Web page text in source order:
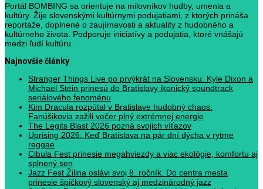
Portál BOMBING sa orientuje na milovníkov hudby, umenia a
kultúry. Žije slovenskými kultúrnymi podujatiami, z ktorých prináša
reportáže, doplnené o zaujímavosti a aktuality z hudobného a
kultúrneho života. Podporuje iniciatívy a podujatia, ktoré vnášajú
medzi ľudí kultúru.
Najnovšie články
Stranger Things Live po prvýkrát na Slovensku. Kyle Dixon a
Michael Stein prinesú do Bratislavy ikonický soundtrack
seriálového fenoménu
Kim Dracula rozpútal v Bratislave hudobný chaos.
Fanúšikovia zažili večer plný extrémnej energie
The Legits Blast 2026 pozná svojich víťazov
Uprising 2026: Keď Bratislava na pár dní dýcha v rytme
reggae
Cibula Fest prinesie megahviezdy a viac ekológie, komfortu aj
splnený sen
Jazz Fest Žilina oslávi svoj 8. ročník. Do centra mesta
prinesie špičkový slovenský aj medzinárodný jazz